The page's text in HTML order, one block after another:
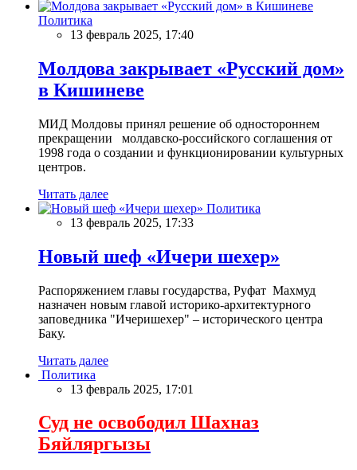
Политика
13 февраль 2025, 17:40
Молдова закрывает «Русский дом»
в Кишиневе
МИД Молдовы принял решение об одностороннем
прекращении молдавско-российского соглашения от
1998 года о создании и функционировании культурных
центров.
Читать далее
Политика
13 февраль 2025, 17:33
Новый шеф «Ичери шехер»
Распоряжением главы государства, Руфат Махмуд
назначен новым главой историко-архитектурного
заповедника "Ичеришехер" – исторического центра
Баку.
Читать далее
Политика
13 февраль 2025, 17:01
Суд не освободил Шахназ
Бяйляргызы